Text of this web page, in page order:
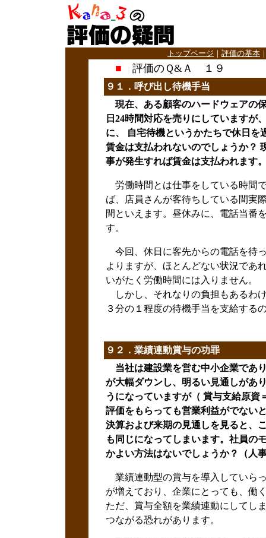
トップページ ｜ 評価の基本
■ 評価のＱ&Ａ １９
９１．呼び出し待機手当
現在、ある顧客のハードウェアの
日24時間対応を売りにしていますが
に、 自宅待機というかたちで休日を
賃金は支払われないのでしょうか？
事が発生すれば賃金は支払われます
労働時間とは仕事をしている時間
ば、店員さんが客待ちしている間実
間といえます。昼休みに、電話当番
す。
今回、休日に客先からの電話を待
よりますが、ほとんどない状況であ
いがたく労働時間には入りません。
しかし、それなりの負担もあるわ
３分の１程度の待機手当を支給する
９２．業績連動賞与の功罪
当社は建設業を営む中小企業であ
が大幅ダウンし、明るい見通しがあ
うになっていますが（ 賞与支給原
評価をもらっても営業利益がでない
決算および来期の見通しを見ると、
も同じになってしまいます。社員の
かよい方法はないでしょうか？（人
業績連動型の賞与を導入していら
が増えており、企業にとっても、働
ただ、賞与全額を業績連動にしてし
つながる恐れがあります。